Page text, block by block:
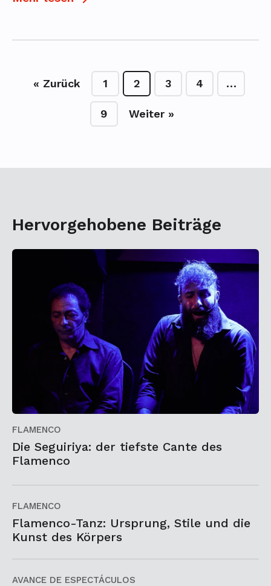
« Zurück 1 2 3 4 …
9 Weiter »
Hervorgehobene Beiträge
FLAMENCO
Die Seguiriya: der tiefste Cante des
Flamenco
FLAMENCO
Flamenco-Tanz: Ursprung, Stile und die
Kunst des Körpers
AVANCE DE ESPECTÁCULOS